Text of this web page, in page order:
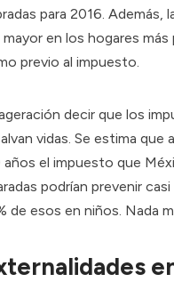
para 2016. Además,
en los hogares más
previo al impuesto.
decir que los
vidas. Se estima que
el impuesto que
podrían prevenir casi
de esos en niños. Nada